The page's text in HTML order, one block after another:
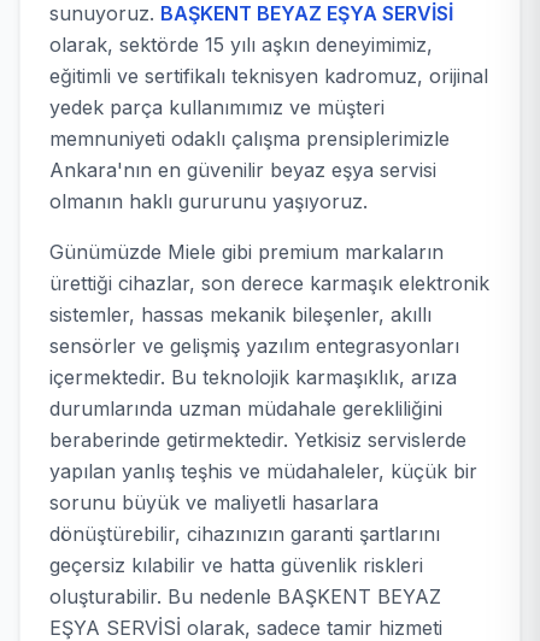
sunuyoruz. BAŞKENT BEYAZ EŞYA SERVİSİ
olarak, sektörde 15 yılı aşkın deneyimimiz,
eğitimli ve sertifikalı teknisyen kadromuz, orijinal
yedek parça kullanımımız ve müşteri
memnuniyeti odaklı çalışma prensiplerimizle
Ankara'nın en güvenilir beyaz eşya servisi
olmanın haklı gururunu yaşıyoruz.
Günümüzde Miele gibi premium markaların
ürettiği cihazlar, son derece karmaşık elektronik
sistemler, hassas mekanik bileşenler, akıllı
sensörler ve gelişmiş yazılım entegrasyonları
içermektedir. Bu teknolojik karmaşıklık, arıza
durumlarında uzman müdahale gerekliliğini
beraberinde getirmektedir. Yetkisiz servislerde
yapılan yanlış teşhis ve müdahaleler, küçük bir
sorunu büyük ve maliyetli hasarlara
dönüştürebilir, cihazınızın garanti şartlarını
geçersiz kılabilir ve hatta güvenlik riskleri
oluşturabilir. Bu nedenle BAŞKENT BEYAZ
EŞYA SERVİSİ olarak, sadece tamir hizmeti